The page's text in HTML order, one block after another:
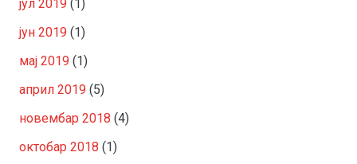
јул 2019 (1)
јун 2019 (1)
мај 2019 (1)
април 2019 (5)
новембар 2018 (4)
октобар 2018 (1)